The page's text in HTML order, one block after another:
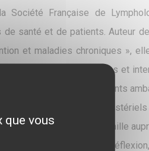
Société Française de
santé et de patients. Auteur
et maladies chroniques »,
conférences nationales et
expertise avec les patients
cabinets
De même, elle travaille
Membre de cercles de
que vous